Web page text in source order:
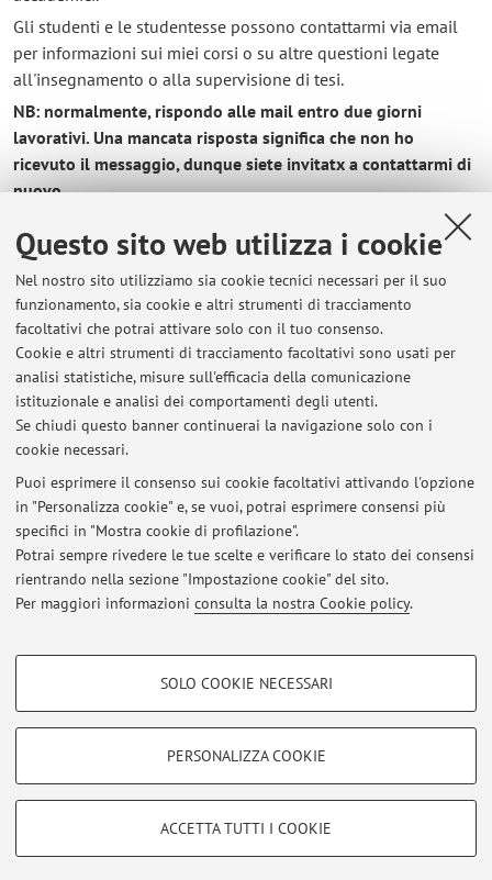
Questo sito web utilizza i cookie
Nel nostro sito utilizziamo sia cookie tecnici necessari per il suo
funzionamento, sia cookie e altri strumenti di tracciamento
facoltativi che potrai attivare solo con il tuo consenso.
Cookie e altri strumenti di tracciamento facoltativi sono usati per
analisi statistiche, misure sull'efficacia della comunicazione
istituzionale e analisi dei comportamenti degli utenti.
Se chiudi questo banner continuerai la navigazione solo con i
cookie necessari.
Puoi esprimere il consenso sui cookie facoltativi attivando l'opzione
in "Personalizza cookie" e, se vuoi, potrai esprimere consensi più
specifici in "Mostra cookie di profilazione".
Potrai sempre rivedere le tue scelte e verificare lo stato dei consensi
rientrando nella sezione "Impostazione cookie" del sito.
Per maggiori informazioni consulta la nostra Cookie policy.
COOKIE DI PROFILAZIONE - FACOLTATIVI
COOKIE TECNICI - NECESSARI
Si tratta di cookie tecnici utilizzati, a titolo esemplificativo, per il corretto
SOLO COOKIE NECESSARI
PERSONALIZZA COOKIE
ACCETTA TUTTI I COOKIE
Gli studenti e le studentesse possono contattarmi via email
per informazioni sui miei corsi o su altre questioni legate
all'insegnamento o alla supervisione di tesi.
NB: normalmente, rispondo alle mail entro due giorni
lavorativi. Una mancata risposta significa che non ho
ricevuto il messaggio, dunque siete invitatx a contattarmi di
nuovo.
Ultimi avvisi
Pubblicazione: Filippo Del Lucchese, Constituent Power in Early
Modern Political Philosophy: From La Boétie to Hobbes
Pubblicato il: 01 settembre 2025
Pubblicazione: Jason Read, The Double Shift: Spinoza and Marx on
the Politics of Work, London: Verso, 2024
Pubblicato il: 14 febbraio 2024
Pubblicazioni: P. SÉVÉRAC Puissance de l’enfance. Vygotski avec
Spinoza. Vrin. Paris 2022
Pubblicato il: 29 marzo 2022
Area riservata
Accedi tramiteloginper gestire tutti i contenuti del sito.
Zamboni, 33 - 40126 Bologna - Partita IVA: 01131710376